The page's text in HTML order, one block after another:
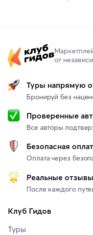
от
Туры напрямую
Бронируй без
Проверенные
Все авторы
Безопасная
Оплата через
Реальные отзывы
После каждого
Клуб Гидов
Туры